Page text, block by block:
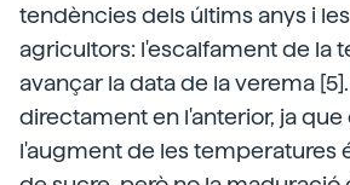
tendències dels últims anys i
agricultors: l'escalfament de la
avançar la data de la verema
directament en l'anterior, ja que
l'augment de les temperatures